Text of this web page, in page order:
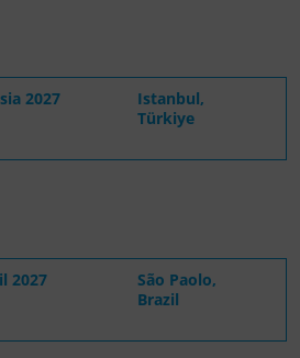
2027
Istanbul,
Türkiye
2027
São Paolo,
Brazil